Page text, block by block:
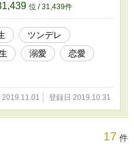
位 / 31,439件
ツンデレ
溺愛
恋愛
2019.11.01 登録日 2019.10.31
17 件